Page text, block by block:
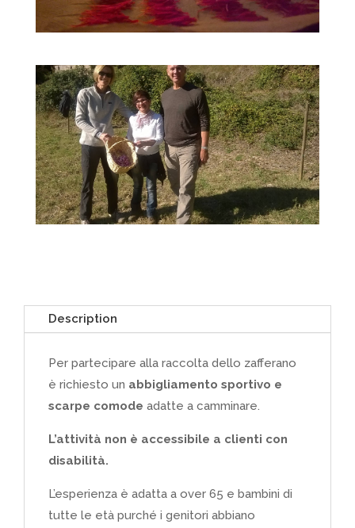
Description
Per partecipare alla raccolta dello zafferano
è richiesto un abbigliamento sportivo e
scarpe comode adatte a camminare.
L’attività non è accessibile a clienti con
disabilità.
L’esperienza è adatta a over 65 e bambini di
tutte le età purché i genitori abbiano